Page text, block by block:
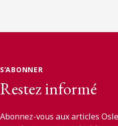
S’ABONNER
Restez informé
Abonnez-vous aux articles